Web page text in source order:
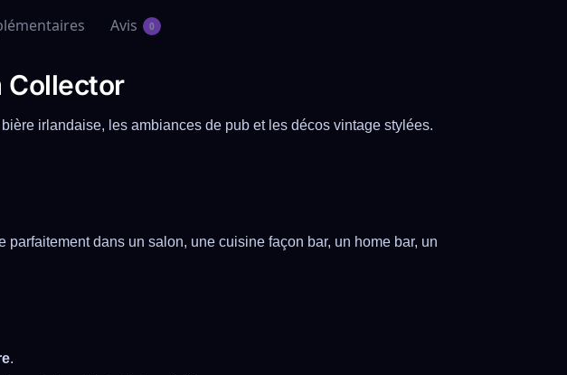
Avis 0
Collector
irlandaise, les ambiances de pub et les décos vintage stylées.
parfaitement dans un salon, une cuisine façon bar, un home bar, un
.